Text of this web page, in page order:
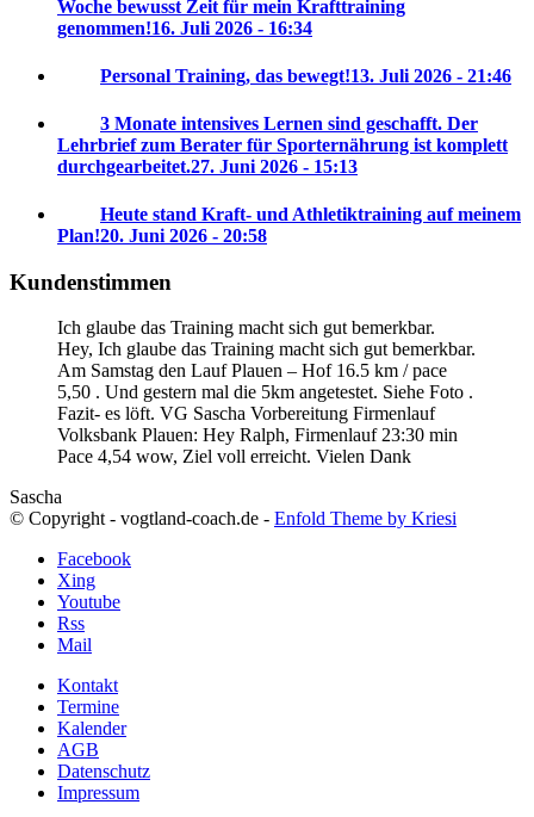
Woche bewusst Zeit für mein Krafttraining
genommen!16. Juli 2026 - 16:34
Personal Training, das bewegt!13. Juli 2026 - 21:46
3 Monate intensives Lernen sind geschafft. Der
Lehrbrief zum Berater für Sporternährung ist komplett
durchgearbeitet.27. Juni 2026 - 15:13
Heute stand Kraft- und Athletiktraining auf meinem
Plan!20. Juni 2026 - 20:58
Kundenstimmen
Ich glaube das Training macht sich gut bemerkbar.
Hey, Ich glaube das Training macht sich gut bemerkbar.
Am Samstag den Lauf Plauen – Hof 16.5 km / pace
5,50 . Und gestern mal die 5km angetestet. Siehe Foto .
Fazit- es löft. VG Sascha Vorbereitung Firmenlauf
Volksbank Plauen: Hey Ralph, Firmenlauf 23:30 min
Pace 4,54 wow, Ziel voll erreicht. Vielen Dank
Sascha
© Copyright - vogtland-coach.de - Enfold Theme by Kriesi
Facebook
Xing
Youtube
Rss
Mail
Kontakt
Termine
Kalender
AGB
Datenschutz
Impressum